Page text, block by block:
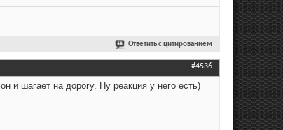
Ответить с цитированием
#4536
и шагает на дорогу. Ну реакция у него есть)